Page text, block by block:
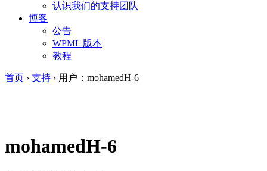
认识我们的支持团队
博客
公告
WPML 版本
教程
首页 › 支持 › 用户：mohamedH-6
mohamedH-6